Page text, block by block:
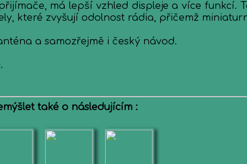
má lepší vzhled displeje a více funkcí.
které zvyšují odolnost rádia, přičemž
a samozřejmě i český návod.
také o následujícím :